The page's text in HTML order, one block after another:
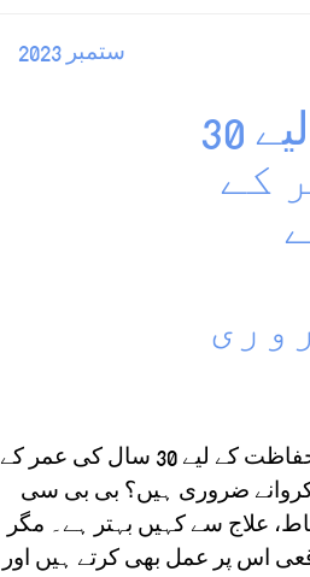
ستمبر 2023
حفاظت کے لیے 30
کے
طب و صحت صحت کی حفاظت کے لیے 30 سال کی عمر کے
ضروری ہیں؟ بی بی سی
علاج سے کہیں بہتر ہے۔ مگر
اس پر عمل بھی کرتے ہیں اور